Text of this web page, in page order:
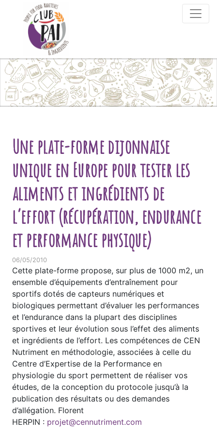
Skip to content
Une plate-forme dijonnaise
unique en Europe pour tester les
aliments et ingrédients de
l’effort (récupération, endurance
et performance physique)
06/05/2010
Cette plate-forme propose, sur plus de 1000 m2, un
ensemble d’équipements d’entraînement pour
sportifs dotés de capteurs numériques et
biologiques permettant d’évaluer les performances
et l’endurance dans la plupart des disciplines
sportives et leur évolution sous l’effet des aliments
et ingrédients de l’effort. Les compétences de CEN
Nutriment en méthodologie, associées à celle du
Centre d’Expertise de la Performance en
physiologie du sport permettent de réaliser vos
études, de la conception du protocole jusqu’à la
publication des résultats ou des demandes
d’allégation. Florent
HERPIN : projet@cennutriment.com